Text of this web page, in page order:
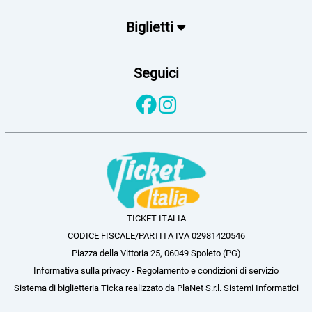
Biglietti
Seguici
TICKET ITALIA
CODICE FISCALE/PARTITA IVA 02981420546
Piazza della Vittoria 25, 06049 Spoleto (PG)
Informativa sulla privacy - Regolamento e condizioni di servizio
Sistema di biglietteria Tickarealizzato da PlaNet S.r.l. Sistemi Informatici